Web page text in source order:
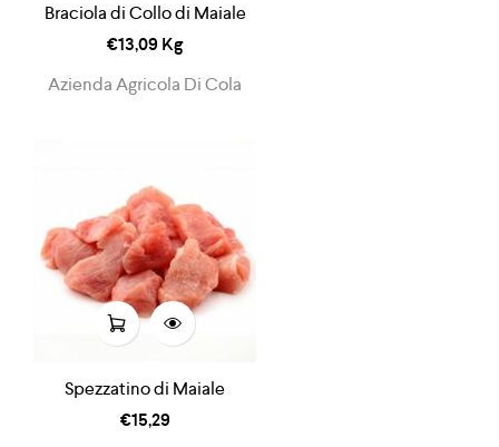
Braciola di Collo di Maiale
€13,09 Kg
Azienda Agricola Di Cola
Spezzatino di Maiale
€15,29